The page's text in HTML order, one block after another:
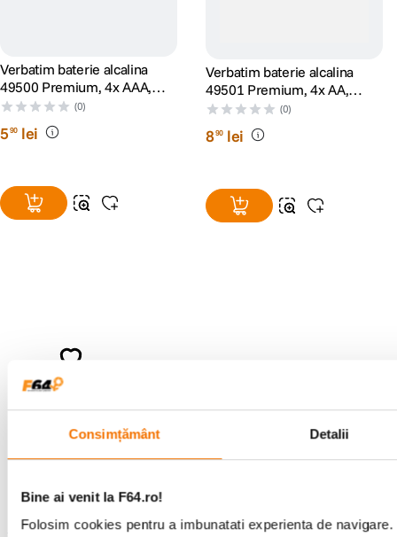
Consimțământ Detalii
Bine ai venit la F64.ro!
Folosim cookies pentru a imbunatati experienta de
Verbatim baterie alcalina
49500 Premium, 4x AAA,
Blister
(0)
590 lei
Verbatim baterie alcalina
49501 Premium, 4x AA,
Blister
(0)
890 lei
Consultanta
Livrare gratuita